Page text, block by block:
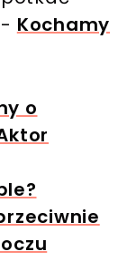
Kochamy
o